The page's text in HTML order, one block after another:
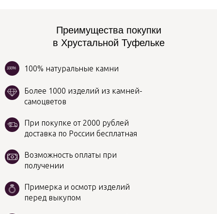
100% натуральные камни
100%
Преимущества покупки
в Хрустальной Туфельке
Примерка и осмотр изделий
перед выкупом
Более 1000 изделий из камней-
самоцветов
Возможность оплаты при
получении
При покупке от 2000 рублей
доставка по России бесплатная